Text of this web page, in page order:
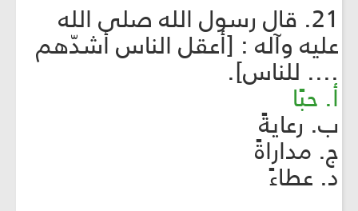
21. قال رسول الله صلى الله
عليه وآله : [أعقل الناس أشدّهم
.... للناس].
أ. حبًا
ب. رعايةً
ج. مداراةً
د. عطاءً